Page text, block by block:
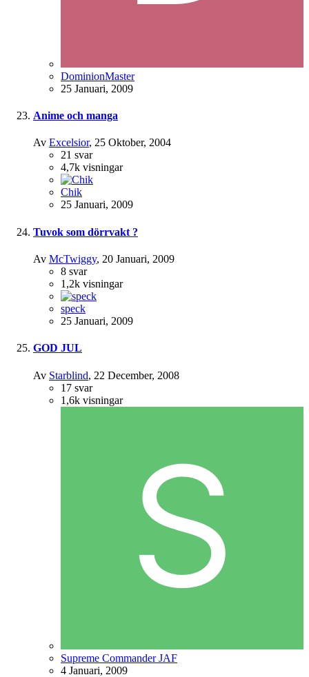
DominionMaster
25 Januari, 2009
Anime och manga
Av Excelsior, 25 Oktober, 2004
21 svar
4,7k visningar
Chik
25 Januari, 2009
Tuvok som dörrvakt ?
Av McTwiggy, 20 Januari, 2009
8 svar
1,2k visningar
speck
25 Januari, 2009
GOD JUL
Av Starblind, 22 December, 2008
17 svar
1,6k visningar
Supreme Commander JAF
4 Januari, 2009